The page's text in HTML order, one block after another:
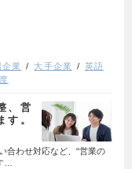
企業 大手企業
英語
、営
す。
合わせ対応など、“営業の
…